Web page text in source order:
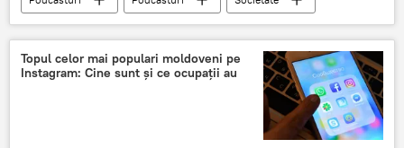
Republica Moldova
Topul celor mai populari moldoveni pe
Instagram: Cine sunt și ce ocupații au